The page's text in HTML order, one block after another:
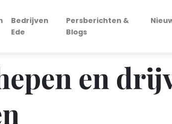
Bedrijven
Ede
Persberichten &
Blogs
en